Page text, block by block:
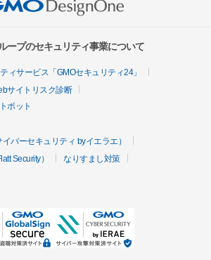
ープのセキュリティ事業について
ィサービス「GMOセキュリティ24」
サイトリスク診断
ボット
バーセキュリティ byイエラエ）
Security）
なりすまし対策